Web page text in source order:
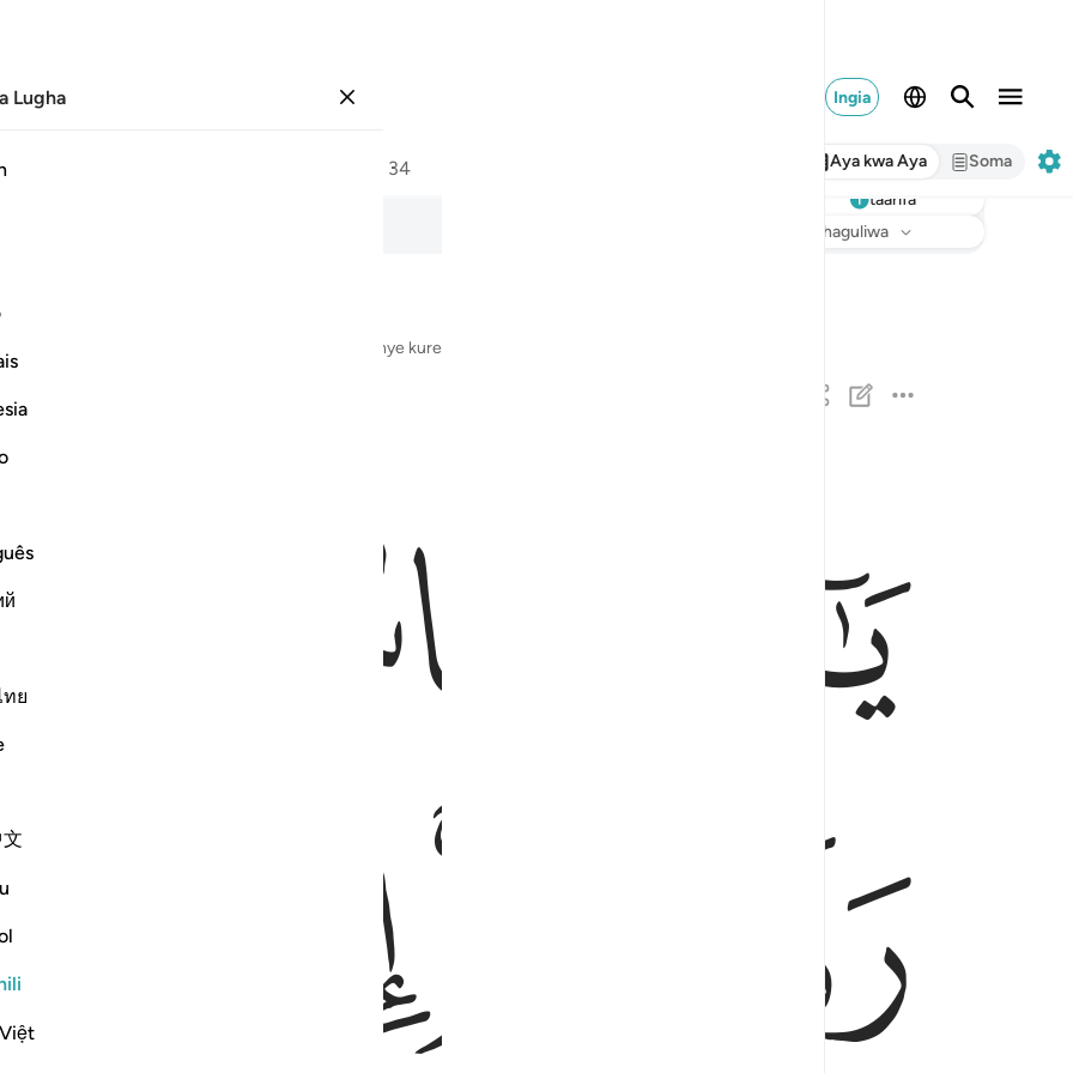
Ingia
Lugha
ย
34 Aya kwa Aya Soma
taarifa
: Hakuna kilichochaguliwa
la Mwenyezi Mungu, Mwingi wa Rehema, Mwenye kurehemu
ﱁ ﱂ
ﱄﱅﱆ